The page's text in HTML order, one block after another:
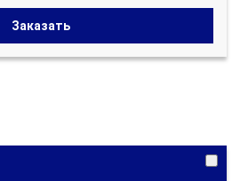
Заказать